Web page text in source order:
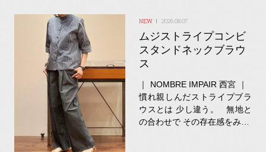
2026.08.07
ムジストライプコンビ
スタンドネックブラウ
ス
｜ NOMBRE IMPAIR 西宮 ｜
慣れ親しんだストライプブラ
ウスとは 少し違う。 無地と
の合わせで その存在感をみ…